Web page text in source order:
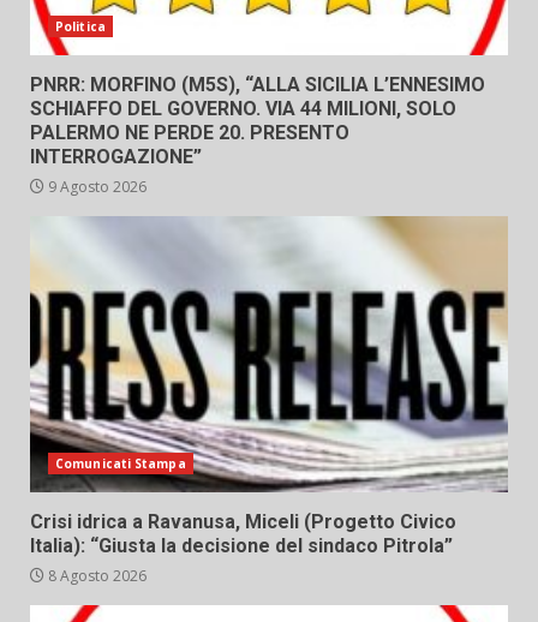
Politica
PNRR: MORFINO (M5S), “ALLA SICILIA L’ENNESIMO
SCHIAFFO DEL GOVERNO. VIA 44 MILIONI, SOLO
PALERMO NE PERDE 20. PRESENTO
INTERROGAZIONE”
9 Agosto 2026
Comunicati Stampa
Crisi idrica a Ravanusa, Miceli (Progetto Civico
Italia): “Giusta la decisione del sindaco Pitrola”
8 Agosto 2026